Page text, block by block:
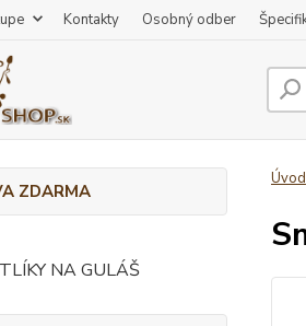
Kontakty Osobný odber
ZDARMA
NA GULÁŠ
Úvod